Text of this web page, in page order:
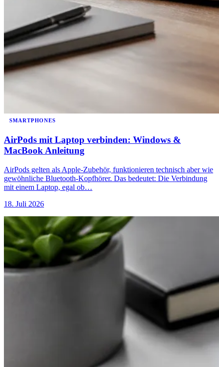
SMARTPHONES
AirPods mit Laptop verbinden: Windows &
MacBook Anleitung
AirPods gelten als Apple-Zubehör, funktionieren technisch aber wie
gewöhnliche Bluetooth-Kopfhörer. Das bedeutet: Die Verbindung
mit einem Laptop, egal ob…
18. Juli 2026